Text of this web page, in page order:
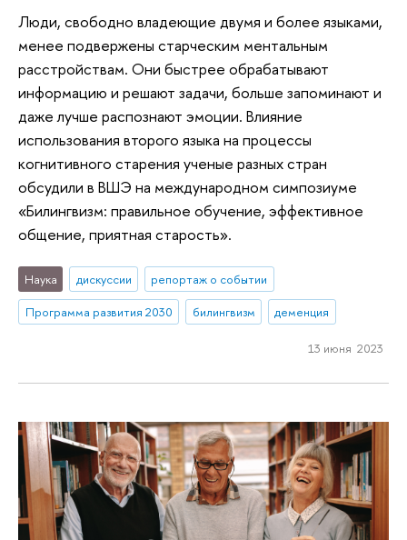
Люди, свободно владеющие двумя и более языками,
менее подвержены старческим ментальным
расстройствам. Они быстрее обрабатывают
информацию и решают задачи, больше запоминают и
даже лучше распознают эмоции. Влияние
использования второго языка на процессы
когнитивного старения ученые разных стран
обсудили в ВШЭ на международном симпозиуме
«Билингвизм: правильное обучение, эффективное
общение, приятная старость».
Наука дискуссии
репортаж о событии
Программа развития 2030
билингвизм деменция
13 июня 2023